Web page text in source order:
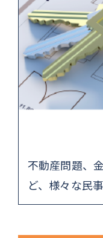
不動産問題、
ど、様々な民